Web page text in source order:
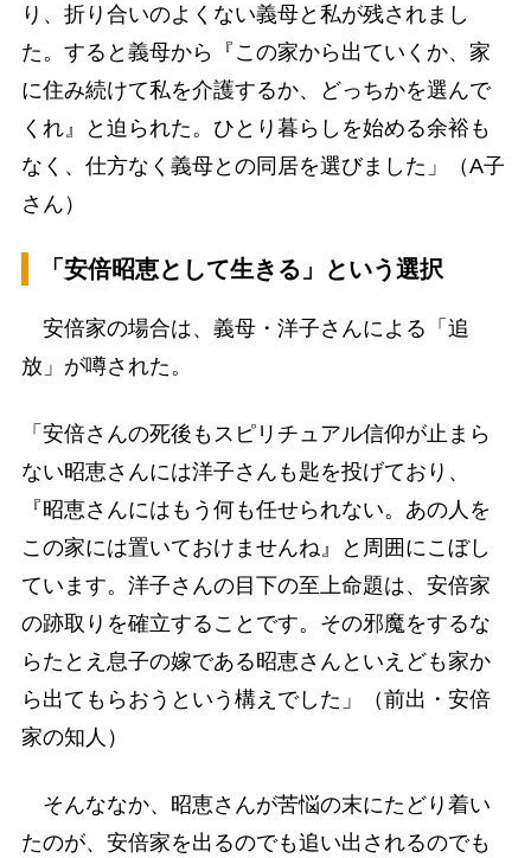
り、折り合いのよくない義母と私が残されまし
た。すると義母から『この家から出ていくか、家
に住み続けて私を介護するか、どっちかを選んで
くれ』と迫られた。ひとり暮らしを始める余裕も
なく、仕方なく義母との同居を選びました」（A子
さん）
「安倍昭恵として生きる」という選択
安倍家の場合は、義母・洋子さんによる「追
放」が噂された。
「安倍さんの死後もスピリチュアル信仰が止まら
ない昭恵さんには洋子さんも匙を投げており、
『昭恵さんにはもう何も任せられない。あの人を
この家には置いておけませんね』と周囲にこぼし
ています。洋子さんの目下の至上命題は、安倍家
の跡取りを確立することです。その邪魔をするな
らたとえ息子の嫁である昭恵さんといえども家か
ら出てもらおうという構えでした」（前出・安倍
家の知人）
そんななか、昭恵さんが苦悩の末にたどり着い
たのが、安倍家を出るのでも追い出されるのでも